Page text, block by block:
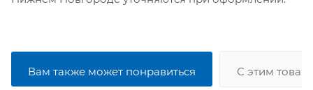
Вам также может понравиться С этим